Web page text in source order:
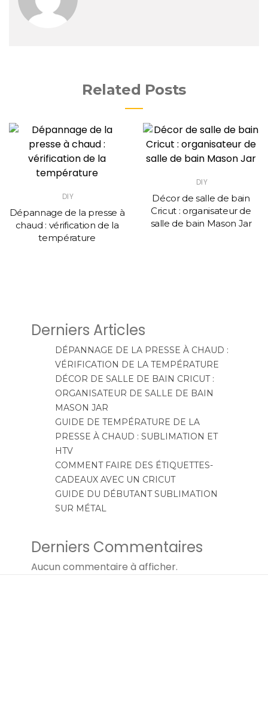
Related Posts
DIY
Dépannage de la presse à
chaud : vérification de la
température
DIY
Décor de salle de bain
Cricut : organisateur de
salle de bain Mason Jar
Derniers Articles
DÉPANNAGE DE LA PRESSE À CHAUD :
VÉRIFICATION DE LA TEMPÉRATURE
DÉCOR DE SALLE DE BAIN CRICUT :
ORGANISATEUR DE SALLE DE BAIN
MASON JAR
GUIDE DE TEMPÉRATURE DE LA
PRESSE À CHAUD : SUBLIMATION ET
HTV
COMMENT FAIRE DES ÉTIQUETTES-
CADEAUX AVEC UN CRICUT
GUIDE DU DÉBUTANT SUBLIMATION
SUR MÉTAL
Derniers Commentaires
Aucun commentaire à afficher.